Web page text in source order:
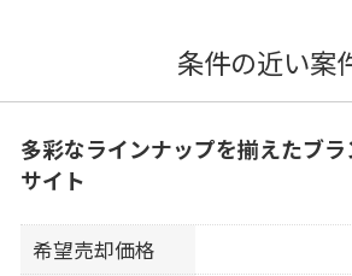
条件の近い案
多彩なラインナップを揃えたブ
サイト
希望売却価格